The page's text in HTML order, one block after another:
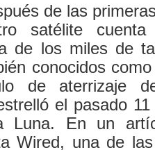
de las
satélite
de los miles de
conocidos como
de aterrizaje
el pasado
Luna. En un
Wired, una de